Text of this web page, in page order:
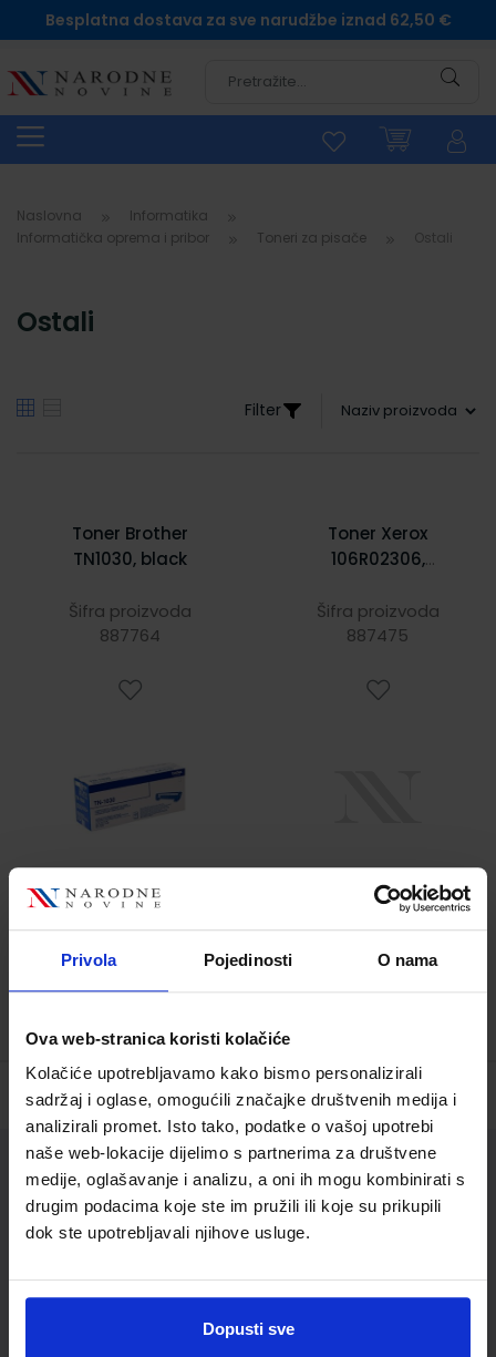
Privola Pojedinosti O nama
Ova web-stranica koristi kolačiće
Kolačiće upotrebljavamo kako bismo personalizirali
sadržaj i oglase, omogućili značajke društvenih medija i
analizirali promet. Isto tako, podatke o vašoj upotrebi
naše web-lokacije dijelimo s partnerima za društvene
medije, oglašavanje i analizu, a oni ih mogu kombinirati s
drugim podacima koje ste im pružili ili koje su prikupili
dok ste upotrebljavali njihove usluge.
Dopusti sve
Besplatna dostava za sve narudžbe iznad 62,50 €
Naslovna
Informatika
Informatička oprema i pribor
Toneri za pisače
Ostali
Filter
Toner Brother
TN1030, black
Šifra proizvoda
887764
59,15 €
Toner Xerox
106R02306,
black 11K
Šifra proizvoda
887475
228,15 €
Služba za korisnike
Korisnički račun
Informacije o dostavi
Povrat proizvoda i reklamacije